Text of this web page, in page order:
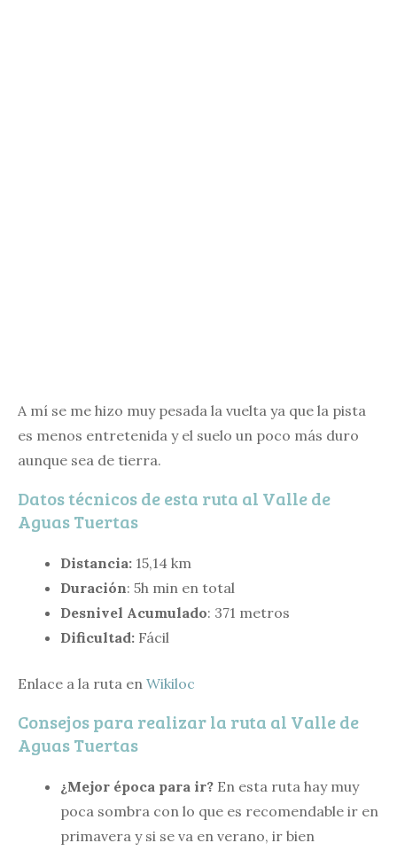
A mí se me hizo muy pesada la vuelta ya que la pista
es menos entretenida y el suelo un poco más duro
aunque sea de tierra.
Datos técnicos de esta ruta al Valle de
Aguas Tuertas
Distancia: 15,14 km
Duración: 5h min en total
Desnivel Acumulado: 371 metros
Dificultad: Fácil
Enlace a la ruta en Wikiloc
Consejos para realizar la ruta al Valle de
Aguas Tuertas
¿Mejor época para ir? En esta ruta hay muy
poca sombra con lo que es recomendable ir en
primavera y si se va en verano, ir bien